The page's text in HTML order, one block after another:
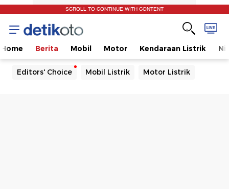
SCROLL TO CONTINUE WITH CONTENT
Home Berita Mobil Motor Kendaraan Listrik
Editors' Choice Mobil Listrik Motor Listrik